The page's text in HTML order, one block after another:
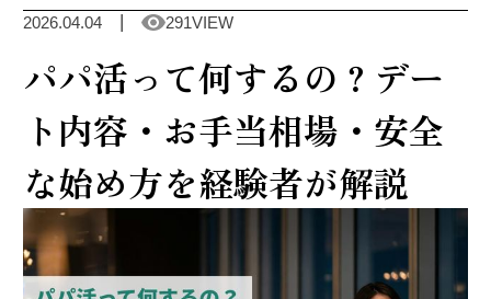
加盟店TOP
ABOUT US
2026.04.04 291VIEW
パパ活って何するの？デー
ト内容・お手当相場・安全
な始め方を経験者が解説